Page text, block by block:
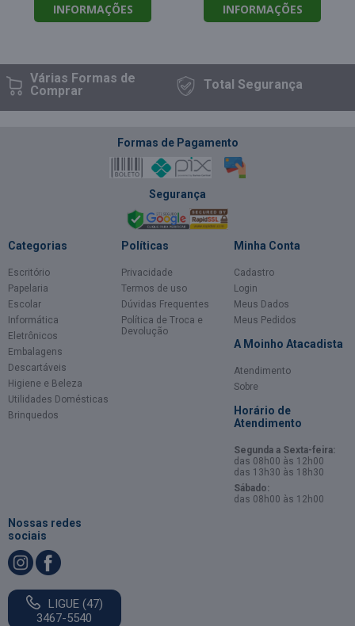
INFORMAÇÕES
INFORMAÇÕES
Várias Formasde
Comprar
TotalSegurança
Formas de Pagamento
Segurança
Categorias
Escritório
Papelaria
Escolar
Informática
Eletrônicos
Embalagens
Descartáveis
Higiene e Beleza
Utilidades Domésticas
Brinquedos
Políticas
Privacidade
Termos de uso
Dúvidas Frequentes
Política de Troca e
Devolução
Minha Conta
Cadastro
Login
Meus Dados
Meus Pedidos
A Moinho Atacadista
Atendimento
Sobre
Horário de
Atendimento
Segunda a Sexta-feira:
das 08h00 às 12h00
das 13h30 às 18h30
Sábado:
das 08h00 às 12h00
Nossas redes
sociais
LIGUE (47)
3467-5540